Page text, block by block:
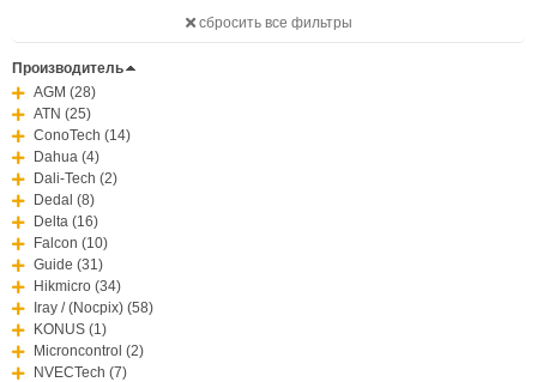
сбросить все фильтры
Производитель
AGM (28)
ATN (25)
ConoTech (14)
Dahua (4)
Dali-Tech (2)
Dedal (8)
Delta (16)
Falcon (10)
Guide (31)
Hikmicro (34)
Iray / (Nocpix) (58)
KONUS (1)
Microncontrol (2)
NVECTech (7)